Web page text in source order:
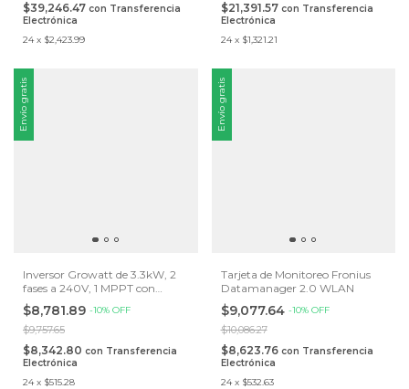
$39,246.47 con Transferencia
Electrónica
24 x $2,423.99
$21,391.57 con Transferencia
Electrónica
24 x $1,321.21
Envío gratis
Inversor Growatt de 3.3kW, 2
fases a 240V, 1 MPPT con
antena Wifi integrada
$8,781.89 -10% OFF
$9,757.65
$8,342.80 con Transferencia
Electrónica
24 x $515.28
Envío gratis
Tarjeta de Monitoreo Fronius
Datamanager 2.0 WLAN
$9,077.64 -10% OFF
$10,086.27
$8,623.76 con Transferencia
Electrónica
24 x $532.63